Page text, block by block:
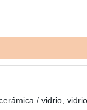
/ vidrio,